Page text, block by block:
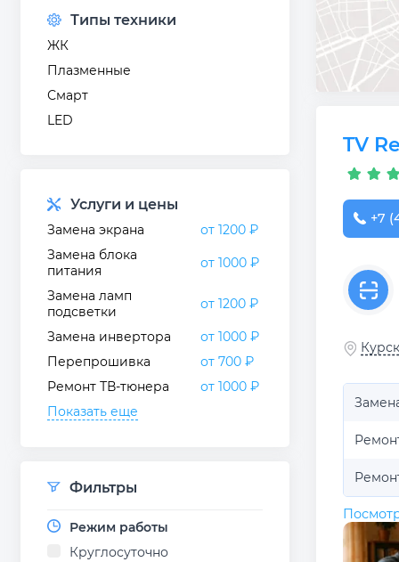
Типы техники
ЖК
Плазменные
Смарт
LED
Услуги и цены
Замена экрана
от 1200 ₽
Замена блока
питания
от 1000 ₽
Замена ламп
подсветки
от 1200 ₽
Замена инвертора
от 1000 ₽
Перепрошивка
от 700 ₽
Ремонт ТВ-тюнера
от 1000 ₽
Показать еще
Фильтры
Режим работы
Круглосуточно
TV
+7